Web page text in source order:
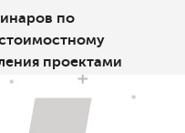
по
проектами